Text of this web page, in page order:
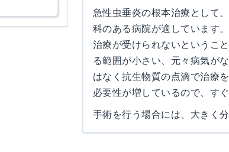
急性虫垂炎の根本治療として
科のある病院が適しています
治療が受けられないというこ
る範囲が小さい、元々病気が
はなく抗生物質の点滴で治療
必要性が増しているので、す
手術を行う場合には、大きく